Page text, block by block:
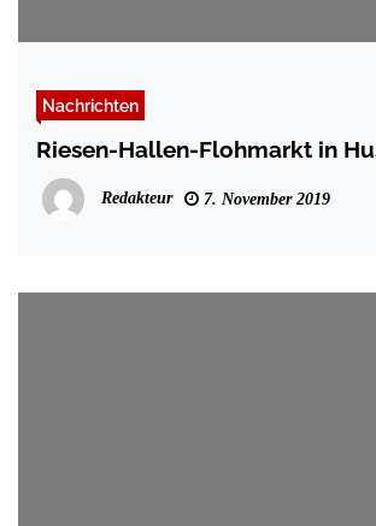
Nachrichten
Riesen-Hallen-Flohmarkt in
Redakteur 7. November 2019